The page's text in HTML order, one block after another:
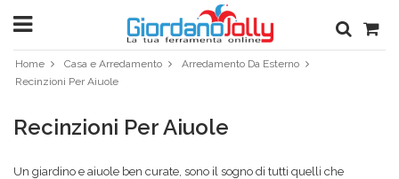
Home Casa e Arredamento
Arredamento Da Esterno
Recinzioni Per Aiuole
Recinzioni Per Aiuole
Un giardino e aiuole ben curate, sono il sogno di tutti quelli che